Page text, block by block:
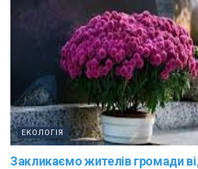
ЕКОЛОГІЯ
Закликаємо жителів громади